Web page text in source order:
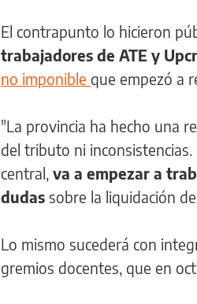
El contrapunto lo hicieron
trabajadores de ATE y
no imponible que empezó a
"La provincia ha hecho una
del tributo ni
central, va a empezar a
dudas sobre la liquidación
Lo mismo sucederá con
gremios docentes, que en